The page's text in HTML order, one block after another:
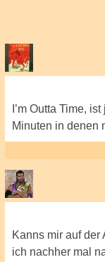
I’m Outta Time,
Minuten in denen
Kanns mir auf der
ich nachher mal